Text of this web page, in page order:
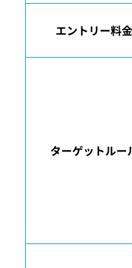
エントリー料金
ターゲットルー